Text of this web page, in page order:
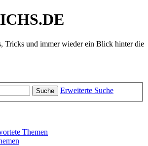
Tricks und immer wieder ein Blick hinter die
Suche Erweiterte Suche
Themen